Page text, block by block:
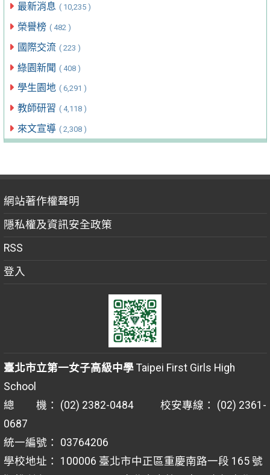
最新消息 ( 10,235 )
榮譽榜 ( 482 )
國際交流 ( 223 )
綠園新聞 ( 408 )
學生園地 ( 6,291 )
教師研習 ( 4,118 )
來文宣導 ( 2,308 )
網站著作權聲明
隱私權及資訊安全政策
RSS
登入
臺北市立第一女子高級中學Taipei First Girls High
School
總 機： (02) 2382-0484 校安專線： (02) 2361-
0687
統一編號： 03764206
學校地址： 100006 臺北市中正區重慶南路一段 165 號